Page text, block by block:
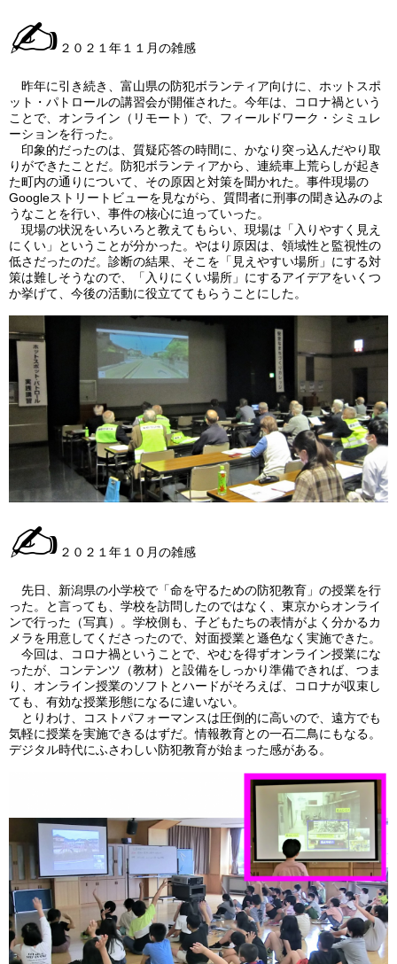
✍ ２０２１年１１月の雑感
昨年に引き続き、富山県の防犯ボランティア向けに、ホットスポ
ット・パトロールの講習会が開催された。今年は、コロナ禍という
ことで、オンライン（リモート）で、フィールドワーク・シミュレ
ーションを行った。
印象的だったのは、質疑応答の時間に、かなり突っ込んだやり取
りができたことだ。防犯ボランティアから、連続車上荒らしが起き
た町内の通りについて、その原因と対策を聞かれた。事件現場の
Googleストリートビューを見ながら、質問者に刑事の聞き込みのよ
うなことを行い、事件の核心に迫っていった。
現場の状況をいろいろと教えてもらい、現場は「入りやすく見え
にくい」ということが分かった。やはり原因は、領域性と監視性の
低さだったのだ。診断の結果、そこを「見えやすい場所」にする対
策は難しそうなので、「入りにくい場所」にするアイデアをいくつ
か挙げて、今後の活動に役立ててもらうことにした。
✍ ２０２１年１０月の雑感
先日、新潟県の小学校で「命を守るための防犯教育」の授業を行
った。と言っても、学校を訪問したのではなく、東京からオンライ
ンで行った（写真）。学校側も、子どもたちの表情がよく分かるカ
メラを用意してくださったので、対面授業と遜色なく実施できた。
今回は、コロナ禍ということで、やむを得ずオンライン授業にな
ったが、コンテンツ（教材）と設備をしっかり準備できれば、つま
り、オンライン授業のソフトとハードがそろえば、コロナが収束し
ても、有効な授業形態になるに違いない。
とりわけ、コストパフォーマンスは圧倒的に高いので、遠方でも
気軽に授業を実施できるはずだ。情報教育との一石二鳥にもなる。
デジタル時代にふさわしい防犯教育が始まった感がある。